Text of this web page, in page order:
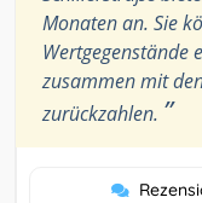
Monaten an. Sie
Wertgegenstände
zusammen mit
zurückzahlen. ”